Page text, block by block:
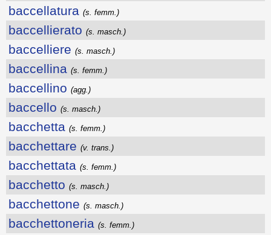
baccellatura (s. femm.)
baccellierato (s. masch.)
baccelliere (s. masch.)
baccellina (s. femm.)
baccellino (agg.)
baccello (s. masch.)
bacchetta (s. femm.)
bacchettare (v. trans.)
bacchettata (s. femm.)
bacchetto (s. masch.)
bacchettone (s. masch.)
bacchettoneria (s. femm.)